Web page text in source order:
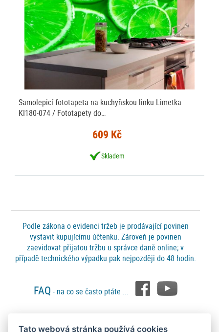
Samolepicí fototapeta na kuchyňskou linku Limetka
KI180-074 / Fototapety do…
609 Kč
Skladem
Podle zákona o evidenci tržeb je prodávající povinen
vystavit kupujícímu účtenku. Zároveň je povinen
zaevidovat přijatou tržbu u správce daně online; v
případě technického výpadku pak nejpozději do 48 hodin.
FAQ - na co se často ptáte ...
Tato webová stránka používá cookies